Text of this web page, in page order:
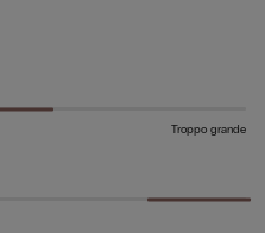
Troppo grande